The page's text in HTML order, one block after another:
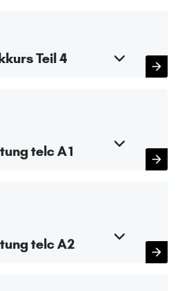
Teil 4
telc A1
telc A2